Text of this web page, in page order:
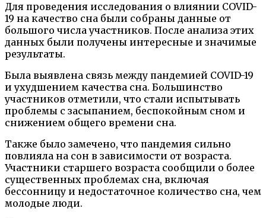
Для проведения исследования о влиянии COVID-
19 на качество сна были собраны данные от
большого числа участников. После анализа этих
данных были получены интересные и значимые
результаты.
Была выявлена связь между пандемией COVID-19
и ухудшением качества сна. Большинство
участников отметили, что стали испытывать
проблемы с засыпанием, беспокойным сном и
снижением общего времени сна.
Также было замечено, что пандемия сильно
повлияла на сон в зависимости от возраста.
Участники старшего возраста сообщили о более
существенных проблемах сна, включая
бессонницу и недостаточное количество сна, чем
молодые люди.